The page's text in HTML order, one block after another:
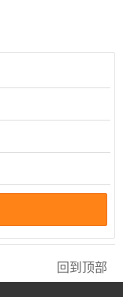
回到顶部